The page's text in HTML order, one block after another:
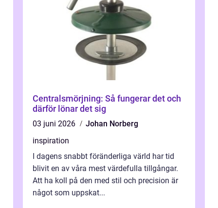
Centralsmörjning: Så fungerar det och
därför lönar det sig
03 juni 2026
Johan Norberg
inspiration
I dagens snabbt föränderliga värld har tid
blivit en av våra mest värdefulla tillgångar.
Att ha koll på den med stil och precision är
något som uppskat...